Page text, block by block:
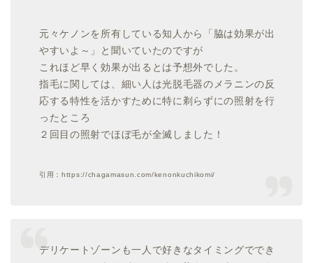
元々ケノンを所有している知人から「脇は効果が出
やすいよ～」と聞いていたのですが
これほど早く効果が出るとは予想外でした。
指毛に関しては、細い人は光脱毛器のメラニンの反
応する特性を活かすために特に剃らずにの照射を行
ったところ
２回目の照射でほぼ毛が全滅しました！
引用：https://chagamasun.com/kenonkuchikomi/
デリケートゾーンも一人で好きなタイミングででき